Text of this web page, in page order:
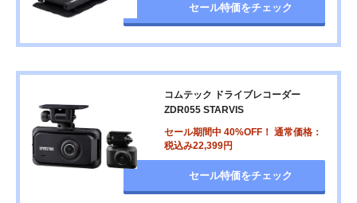
セール特価をチェック
コムテック ドライブレコーダー
ZDR055 STARVIS
セール期間中 40%OFF！ 通常価格：
税込み22,399円
セール特価をチェック